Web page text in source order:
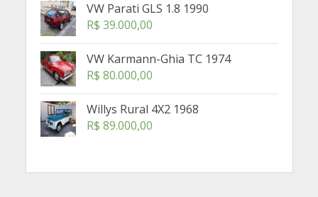
VW Parati GLS 1.8 1990
R$ 39.000,00
VW Karmann-Ghia TC 1974
R$ 80.000,00
Willys Rural 4X2 1968
R$ 89.000,00